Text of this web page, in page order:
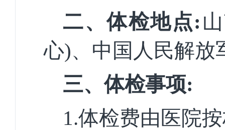
二、体检地点:
心)、中国人民解放
三、体检事项:
1.体检费由医院